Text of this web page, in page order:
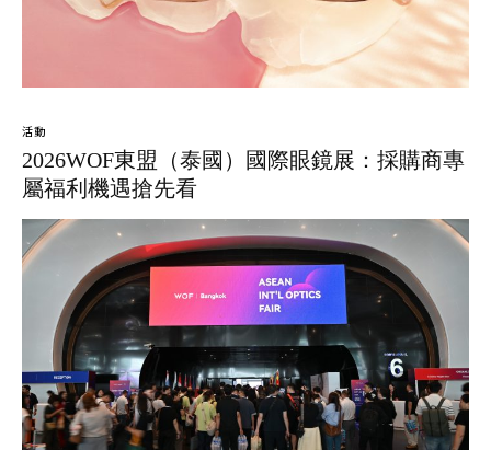
活動
2026WOF東盟（泰國）國際眼鏡展：採購商專
屬福利機遇搶先看